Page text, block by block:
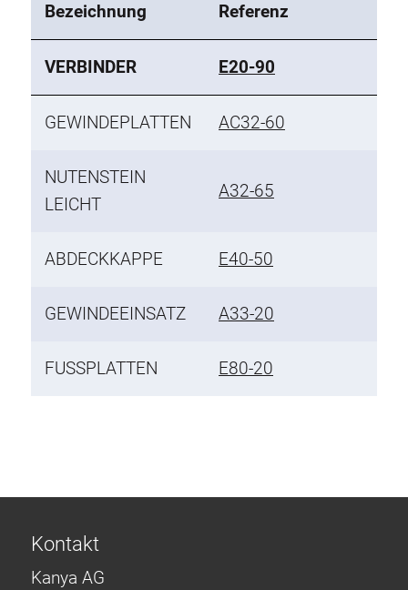
Bezeichnung
Referenz
VERBINDER E20-90
GEWINDEPLATTEN AC32-60
NUTENSTEIN
LEICHT
A32-65
ABDECKKAPPE E40-50
GEWINDEEINSATZ A33-20
FUSSPLATTEN E80-20
Kontakt
Kanya AG